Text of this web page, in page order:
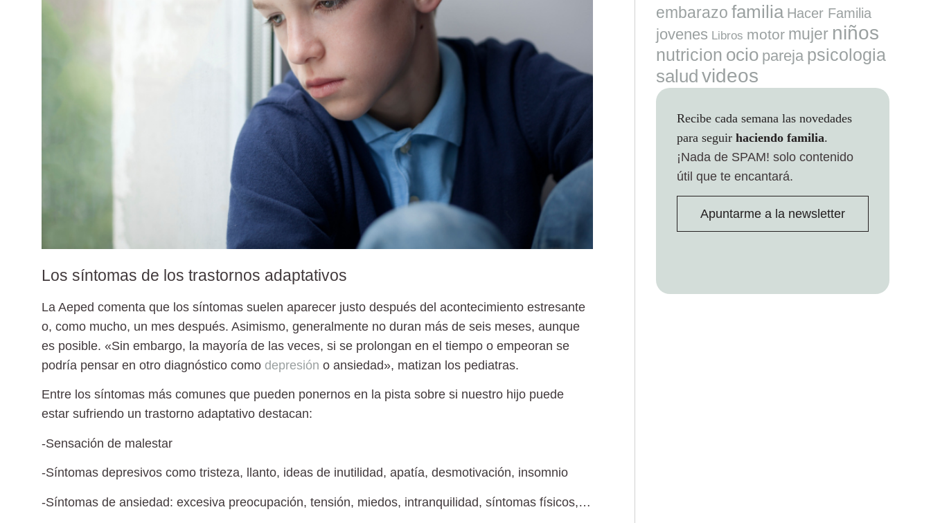
Los síntomas de los trastornos adaptativos
La Aeped comenta que los síntomas suelen aparecer justo después del acontecimiento estresante
o, como mucho, un mes después. Asimismo, generalmente no duran más de seis meses, aunque
es posible. «Sin embargo, la mayoría de las veces, si se prolongan en el tiempo o empeoran se
podría pensar en otro diagnóstico como depresión o ansiedad», matizan los pediatras.
Entre los síntomas más comunes que pueden ponernos en la pista sobre si nuestro hijo puede
estar sufriendo un trastorno adaptativo destacan:
-Sensación de malestar
-Síntomas depresivos como tristeza, llanto, ideas de inutilidad, apatía, desmotivación, insomnio
-Síntomas de ansiedad: excesiva preocupación, tensión, miedos, intranquilidad, síntomas físicos,…
embarazo familia Hacer Familia
jovenes Libros motor mujer niños
nutricion ocio pareja psicologia
salud videos
Recibe cada semana las novedades
para seguir haciendo familia.
¡Nada de SPAM! solo contenido
útil que te encantará.
Apuntarme a la newsletter